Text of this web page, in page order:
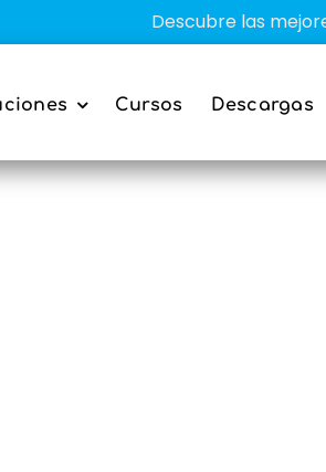
Descubre las mejores
Cursos Descargas